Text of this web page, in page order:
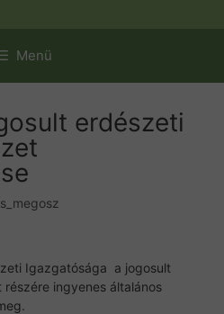
Menü
erdészeti
Igazgatósága a jogosult
ingyenes általános